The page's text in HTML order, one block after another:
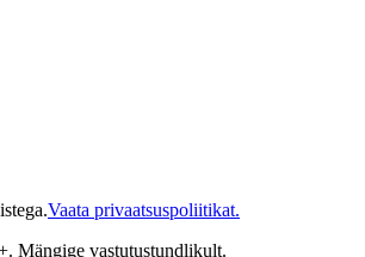
Vaata privaatsuspoliitikat.
Mängige vastutustundlikult.